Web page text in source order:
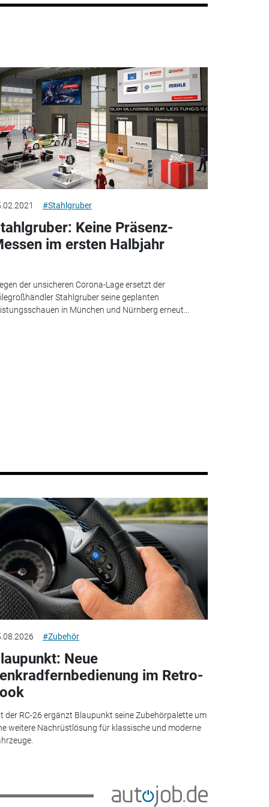
#Stahlgruber
Keine Präsenz-
im ersten Halbjahr
der unsicheren Corona-Lage ersetzt der
Stahlgruber seine geplanten
in München und Nürnberg erneut...
#Zubehör
Neue
im Retro-
der RC-26 ergänzt Blaupunkt seine Zubehörpalette um
weitere Nachrüstlösung für klassische und moderne